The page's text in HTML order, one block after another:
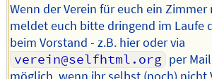
Wenn der Verein für euch ein
meldet euch bitte dringend im Laufe
beim Vorstand - z.B. hier oder via
verein@selfhtml.org per